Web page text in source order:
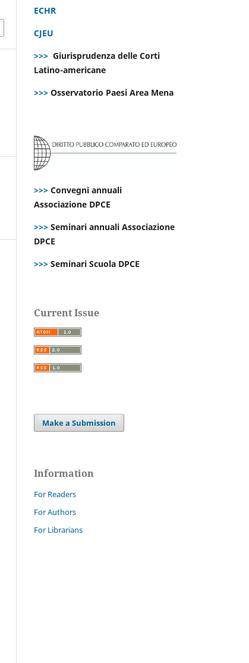
ECHR
CJEU
>>> Giurisprudenza delle Corti
Latino-americane
>>> Osservatorio Paesi Area Mena
>>> Convegni annuali
Associazione DPCE
>>> Seminari annuali Associazione
DPCE
>>> Seminari Scuola DPCE
Current Issue
Make a Submission
Information
For Readers
For Authors
For Librarians